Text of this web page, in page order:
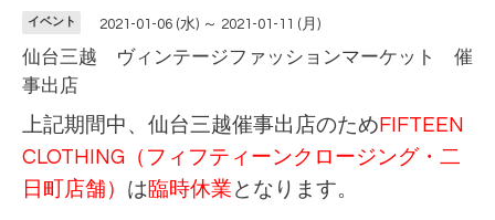
イベント 2021-01-06 (水) ～ 2021-01-11 (月)
仙台三越 ヴィンテージファッションマーケット 催
事出店
上記期間中、仙台三越催事出店のため FIFTEEN
CLOTHING（フィフティーンクロージング・二
日町店舗） は臨時休業 となります。